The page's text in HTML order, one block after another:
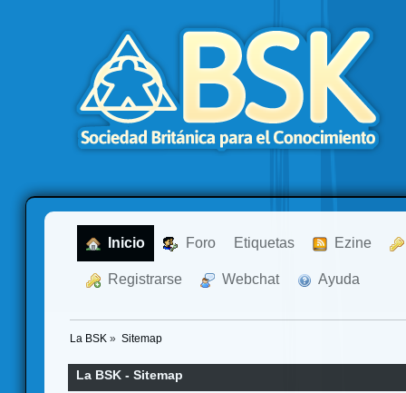
Inicio Foro Etiquetas Ezine
Registrarse Webchat Ayuda
La BSK » Sitemap
La BSK - Sitemap